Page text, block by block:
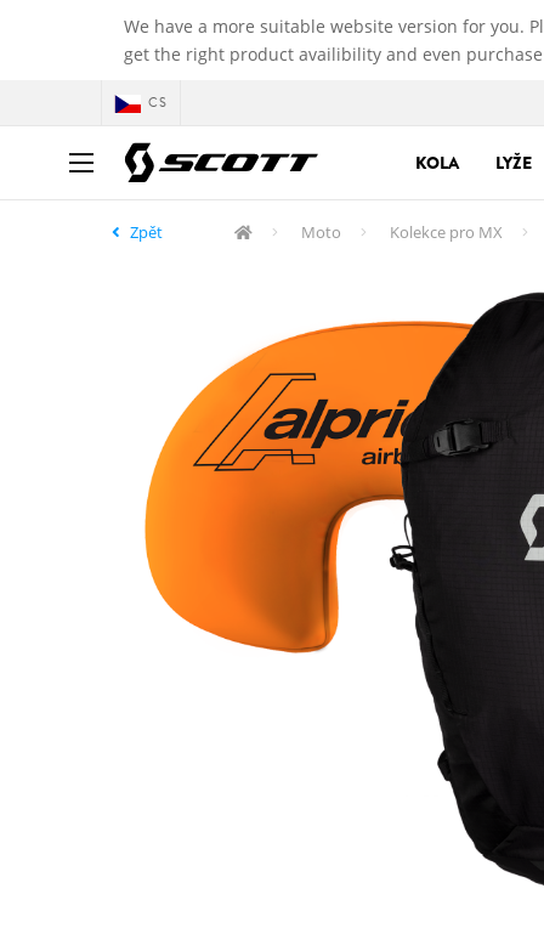
We have a more suitable website version for you.
get the right product availibility and even
CS
KOLA LYŽE
Zpět Moto Kolekce pro MX